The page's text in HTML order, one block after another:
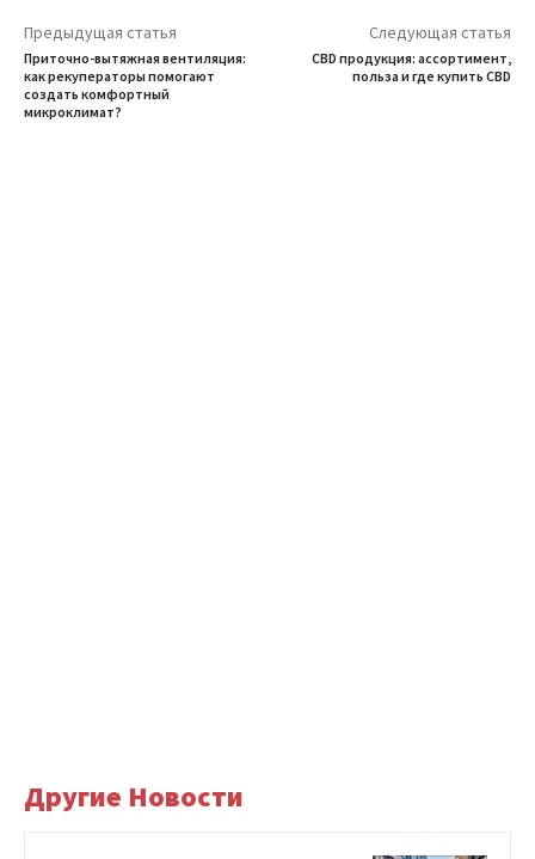
Предыдущая статья
Приточно-вытяжная вентиляция:
как рекуператоры помогают
создать комфортный
микроклимат?
Следующая статья
CBD продукция: ассортимент,
польза и где купить CBD
Другие Новости